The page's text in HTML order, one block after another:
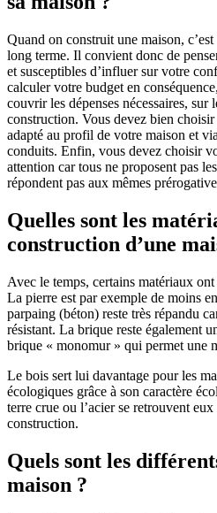
Quand on construit une maison,
long terme. Il convient donc de
et susceptibles d’influer sur votre
calculer votre budget en
couvrir les dépenses nécessaires, sur
construction. Vous devez bien
adapté au profil de votre maison et
conduits. Enfin, vous devez choisir
attention car tous ne proposent pas
répondent pas aux mêmes
Quelles sont les
construction d’une
Avec le temps, certains matériaux
La pierre est par exemple de moins
parpaing (béton) reste très répandu
résistant. La brique reste également
brique « monomur » qui permet une
Le bois sert lui davantage pour les
écologiques grâce à son caractère
terre crue ou l’acier se retrouvent
construction.
Quels sont les
maison ?